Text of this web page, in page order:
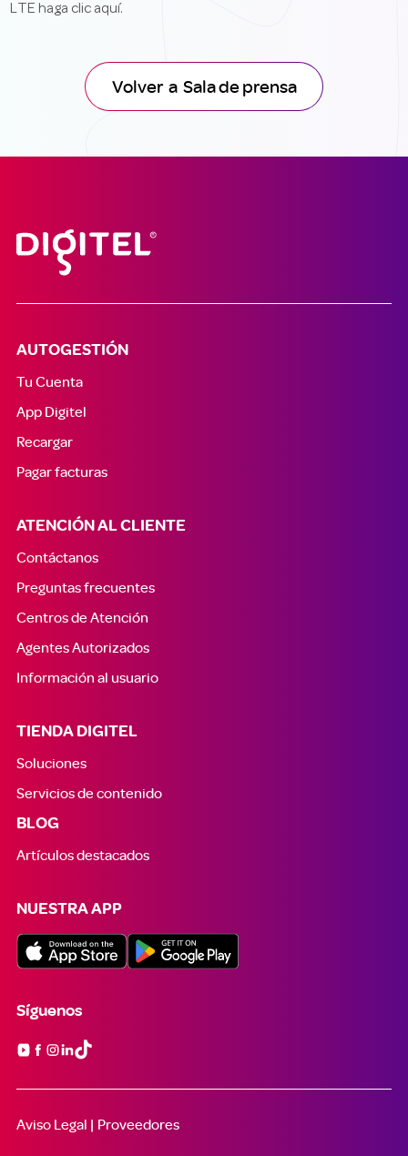
LTE haga clic aquí.
Volver a Sala de prensa
AUTOGESTIÓN
Tu Cuenta
App Digitel
Recargar
Pagar facturas
ATENCIÓN AL CLIENTE
Contáctanos
Preguntas frecuentes
Centros de Atención
Agentes Autorizados
Información al usuario
TIENDA DIGITEL
Soluciones
Servicios de contenido
BLOG
Artículos destacados
NUESTRA APP
Síguenos

Aviso Legal | Proveedores